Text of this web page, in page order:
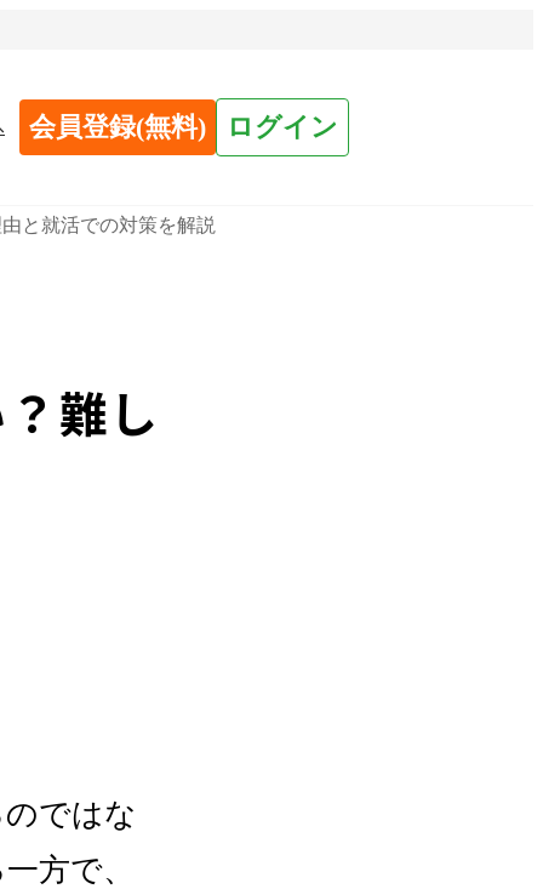
会員登録(無料) ログイン
と就活での対策を解説
難し
ではな
方で、